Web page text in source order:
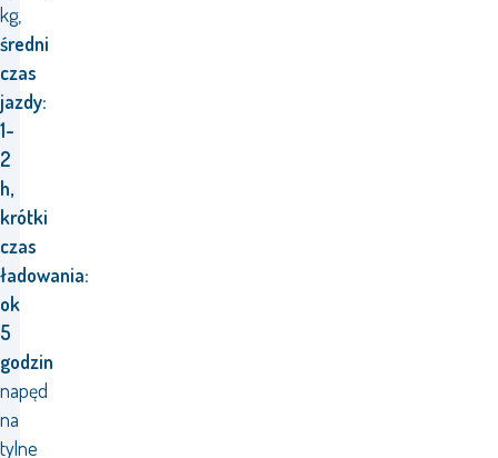
kg,
średni
czas
jazdy:
1-
2
h,
krótki
czas
ładowania:
ok
5
godzin
napęd
na
tylne